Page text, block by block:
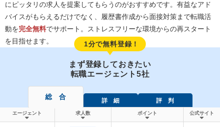
にピッタリの求人を提案してもらうのがおすすめです。有益なアド
バイスがもらえるだけでなく、履歴書作成から面接対策まで転職活
動を完全無料でサポート。ストレスフリーな環境からの再スタート
を目指せます。
1分で無料登録！
まず登録しておきたい
転職エージェント5社
総 合 詳 細 評 判
エージェント 求人数 ポイント 公式サイト